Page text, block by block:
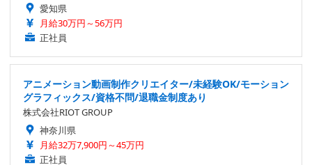
愛知県
月給30万円～56万円
正社員
アニメーション動画制作クリエイター/未経験OK/モーション
グラフィックス/資格不問/退職金制度あり
株式会社RIOT GROUP
神奈川県
月給32万7,900円～45万円
正社員